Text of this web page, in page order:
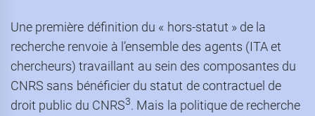
Une première définition du « hors-statut » de la
recherche renvoie à l’ensemble des agents (ITA et
chercheurs) travaillant au sein des composantes du
CNRS sans bénéficier du statut de contractuel de
droit public du CNRS3. Mais la politique de recherche